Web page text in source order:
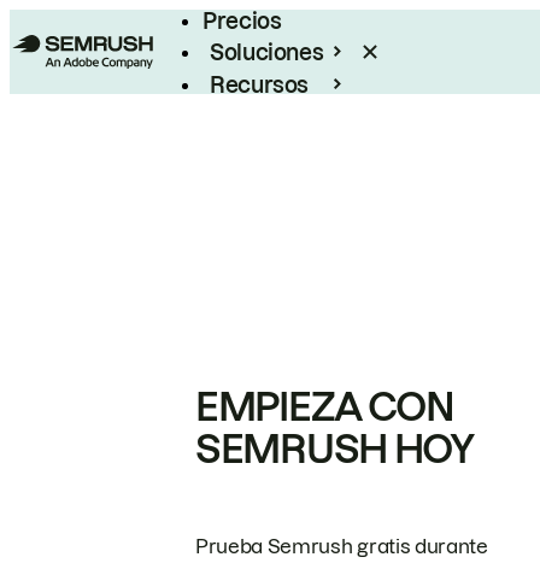
Precios
Soluciones
Recursos
EMPIEZA CON
SEMRUSH HOY
Prueba Semrush gratis durante